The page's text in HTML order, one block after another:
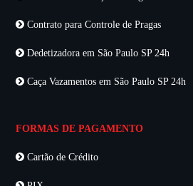
Contrato para Controle de Pragas
Dedetizadora em São Paulo SP 24h
Caça Vazamentos em São Paulo SP 24h
FORMAS DE PAGAMENTO
Cartão de Crédito